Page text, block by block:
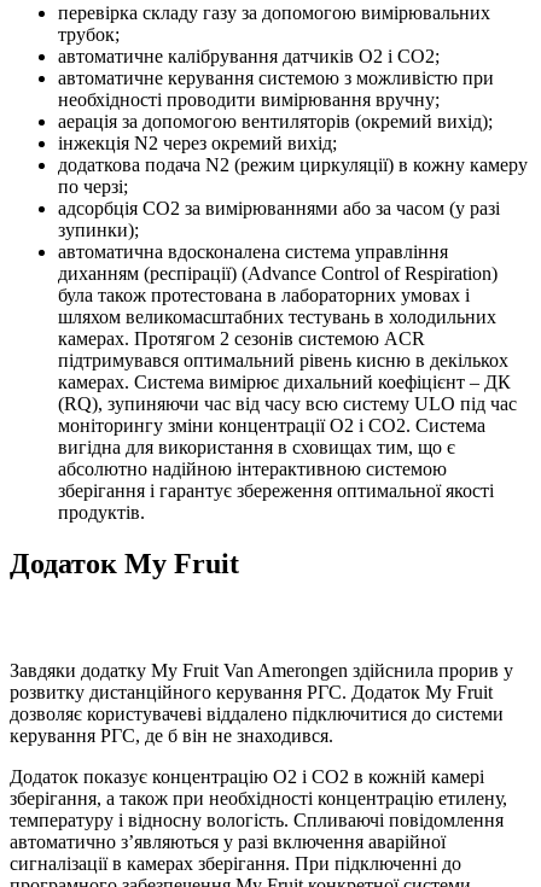
перевірка складу газу за допомогою вимірювальних
трубок;
автоматичне калібрування датчиків O2 і CO2;
автоматичне керування системою з можливістю при
необхідності проводити вимірювання вручну;
аерація за допомогою вентиляторів (окремий вихід);
інжекція N2 через окремий вихід;
додаткова подача N2 (режим циркуляції) в кожну камеру
по черзі;
адсорбція CO2 за вимірюваннями або за часом (у разі
зупинки);
автоматична вдосконалена система управління
диханням (респірації) (Advance Control of Respiration)
була також протестована в лабораторних умовах і
шляхом великомасштабних тестувань в холодильних
камерах. Протягом 2 сезонів системою ACR
підтримувався оптимальний рівень кисню в декількох
камерах. Система вимірює дихальний коефіцієнт – ДК
(RQ), зупиняючи час від часу всю систему ULO під час
моніторингу зміни концентрації O2 і CO2. Система
вигідна для використання в сховищах тим, що є
абсолютно надійною інтерактивною системою
зберігання і гарантує збереження оптимальної якості
продуктів.
Додаток My Fruit
Завдяки додатку My Fruit Van Amerongen здійснила прорив у
розвитку дистанційного керування РГС. Додаток My Fruit
дозволяє користувачеві віддалено підключитися до системи
керування РГС, де б він не знаходився.
Додаток показує концентрацію O2 і CO2 в кожній камері
зберігання, а також при необхідності концентрацію етилену,
температуру і відносну вологість. Спливаючі повідомлення
автоматично з’являються у разі включення аварійної
сигналізації в камерах зберігання. При підключенні до